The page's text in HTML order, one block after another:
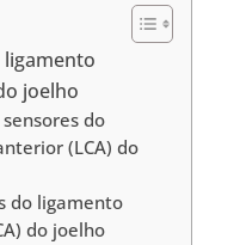
ligamento
joelho
do
(LCA) do
do ligamento
do joelho